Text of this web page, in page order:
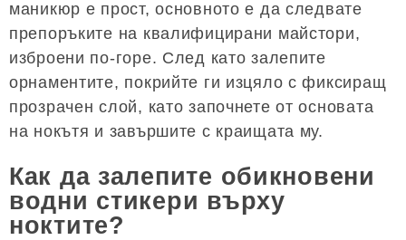
маникюр е прост, основното е да следвате
препоръките на квалифицирани майстори,
изброени по-горе. След като залепите
орнаментите, покрийте ги изцяло с фиксиращ
прозрачен слой, като започнете от основата
на нокътя и завършите с краищата му.
Как да залепите обикновени
водни стикери върху
ноктите?